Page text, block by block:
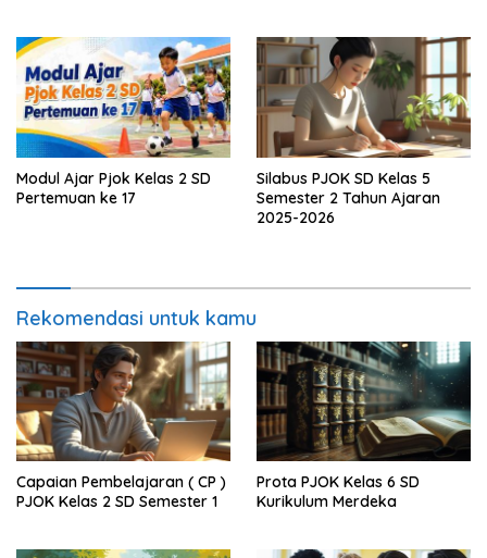
Modul Ajar Pjok Kelas 2 SD
Pertemuan ke 17
Silabus PJOK SD Kelas 5
Semester 2 Tahun Ajaran
2025-2026
Rekomendasi untuk kamu
Capaian Pembelajaran ( CP )
PJOK Kelas 2 SD Semester 1
Prota PJOK Kelas 6 SD
Kurikulum Merdeka